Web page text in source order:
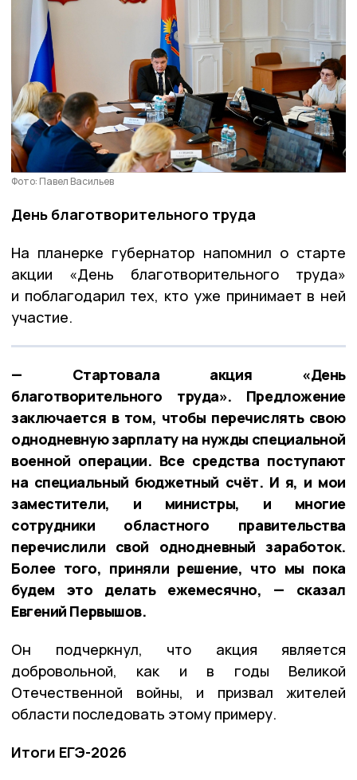
Фото: Павел Васильев
День благотворительного труда
На планерке губернатор напомнил о старте
акции «День благотворительного труда»
и поблагодарил тех, кто уже принимает в ней
участие.
— Стартовала акция «День
благотворительного труда». Предложение
заключается в том, чтобы перечислять свою
однодневную зарплату на нужды специальной
военной операции. Все средства поступают
на специальный бюджетный счёт. И я, и мои
заместители, и министры, и многие
сотрудники областного правительства
перечислили свой однодневный заработок.
Более того, приняли решение, что мы пока
будем это делать ежемесячно, — сказал
Евгений Первышов.
Он подчеркнул, что акция является
добровольной, как и в годы Великой
Отечественной войны, и призвал жителей
области последовать этому примеру.
Итоги ЕГЭ-2026